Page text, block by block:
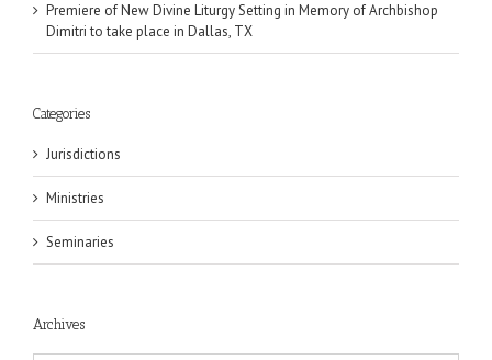
Premiere of New Divine Liturgy Setting in Memory of Archbishop
Dimitri to take place in Dallas, TX
Categories
Jurisdictions
Ministries
Seminaries
Archives